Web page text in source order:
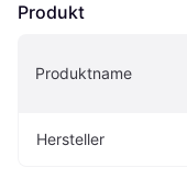
Produkt
Produktname
Hersteller